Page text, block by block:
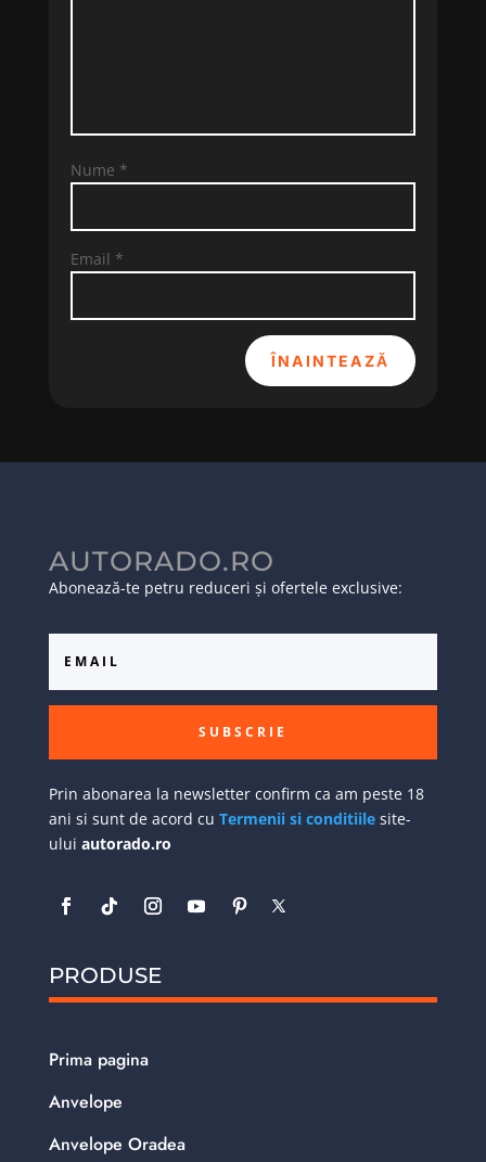
Nume *
Email *
ÎNAINTEAZĂ
AUTORADO.RO
Abonează-te petru reduceri și ofertele exclusive:
SUBSCRIE
Prin abonarea la newsletter confirm ca am peste 18
ani si sunt de acord cu Termenii si conditiilesite-
ului autorado.ro
PRODUSE
Prima pagina
Anvelope
Anvelope Oradea